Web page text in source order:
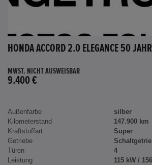
MWST. NICHT AUSWEISBAR
9.400 €
Außenfarbe
silber
Kilometerstand
147.900 km
Kraftstoffart
Super
Getriebe
Türen
4
Leistung
115 kW /